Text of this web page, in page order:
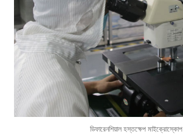
ডিফারেনশিয়াল হস্তক্ষেপ মাইক্রোস্কোপ